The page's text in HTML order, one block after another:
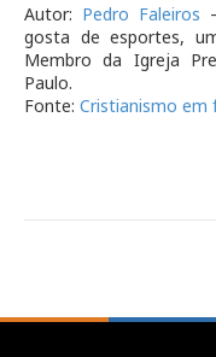
Autor: Pedro Faleiros
gosta de esportes,
Membro da Igreja
Paulo.
Fonte: Cristianismo em